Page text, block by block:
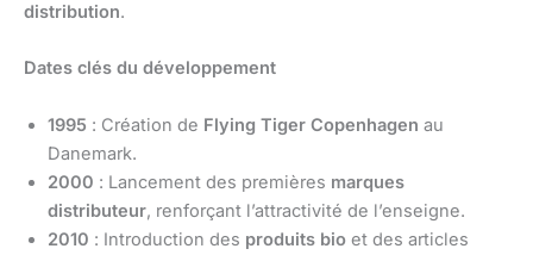
distribution.
Dates clés du développement
1995 : Création de Flying Tiger Copenhagen au
Danemark.
2000 : Lancement des premières marques
distributeur, renforçant l’attractivité de l’enseigne.
2010 : Introduction des produits bio et des articles